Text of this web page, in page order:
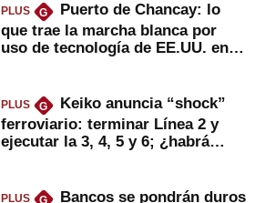
PLUS G
Puerto de Chancay: lo
que trae la marcha blanca por
uso de tecnología de EE.UU. en
PLUS G
Keiko anuncia “shock”
ferroviario: terminar Línea 2 y
ejecutar la 3, 4, 5 y 6; ¿habrá
PLUS G
Bancos se pondrán duros